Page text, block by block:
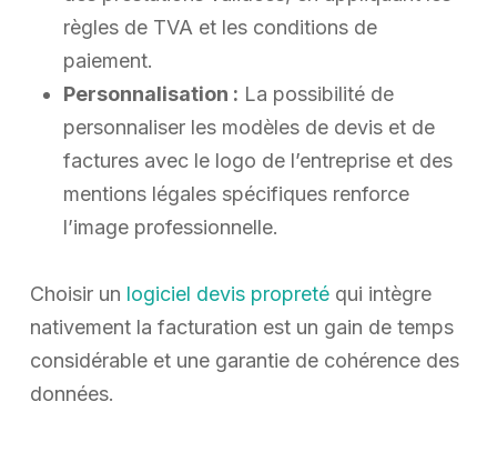
règles de TVA et les conditions de
paiement.
Personnalisation : La possibilité de
personnaliser les modèles de devis et de
factures avec le logo de l’entreprise et des
mentions légales spécifiques renforce
l’image professionnelle.
Choisir un logiciel devis propretéqui intègre
nativement la facturation est un gain de temps
considérable et une garantie de cohérence des
données.